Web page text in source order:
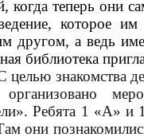
когда теперь они
которое
другом, а ведь
библиотека
целью знакомства
Ребята 1 «А» и
они